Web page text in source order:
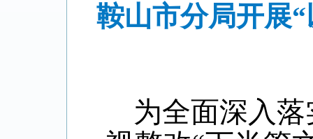
鞍山市分局开展
为全面深入